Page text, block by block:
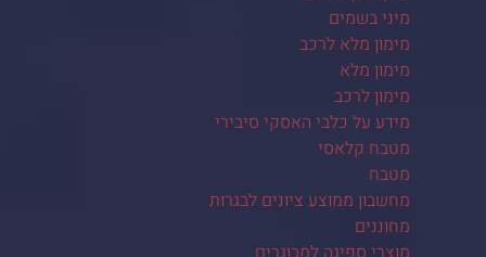
מיני בשמים
מימון מלא לרכב
מימון מלא
מימון לרכב
מידע על כלבי האסקי סיבירי
מטבח קלאסי
מטבח
מחשבון ממוצע ציונים לבגרות
מחוננים